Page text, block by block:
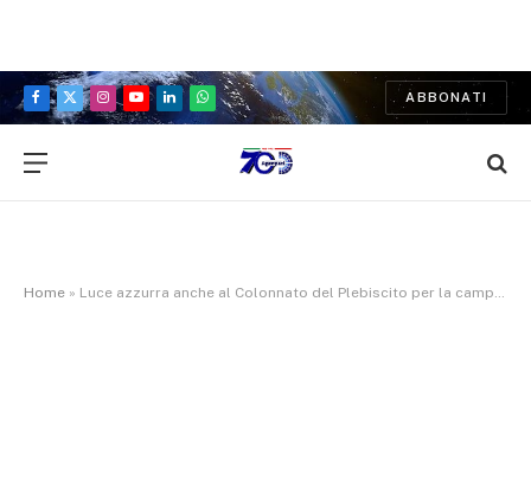
Facebook
X
Instagram
YouTubeLinkedInWhatsApp
ABBONATI
Home » Luce azzurra anche al Colonnato del Plebiscito per la campagna ‘M’illumino d’azzurro’ voluta dal Sindaco Manfredi